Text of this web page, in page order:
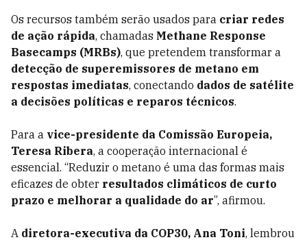
Os recursos também serão usados para criar redes
de ação rápida, chamadas Methane Response
Basecamps (MRBs), que pretendem transformar a
detecção de superemissores de metano em
respostas imediatas, conectando dados de satélite
a decisões políticas e reparos técnicos.
Para a vice-presidente da Comissão Europeia,
Teresa Ribera, a cooperação internacional é
essencial. “Reduzir o metano é uma das formas mais
eficazes de obter resultados climáticos de curto
prazo e melhorar a qualidade do ar”, afirmou.
A diretora-executiva da COP30, Ana Toni, lembrou